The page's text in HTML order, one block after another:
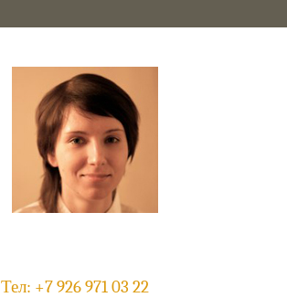
Тел: +7 926 971 03 22